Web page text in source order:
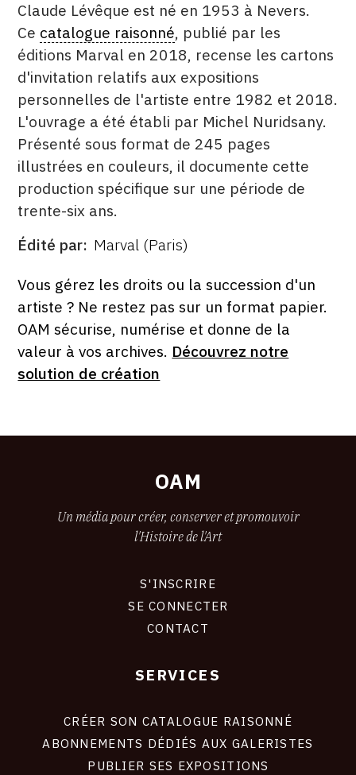
DESCRITPTION
Claude Lévêque est né en 1953 à Nevers.
Ce catalogue raisonné, publié par les
éditions Marval en 2018, recense les cartons
d'invitation relatifs aux expositions
personnelles de l'artiste entre 1982 et 2018.
L'ouvrage a été établi par Michel Nuridsany.
Présenté sous format de 245 pages
illustrées en couleurs, il documente cette
production spécifique sur une période de
trente-six ans.
ÉDITÉ
Édité par Marval (Paris)
FORMAT
ÉTAT
Vous gérez les droits ou la succession d'un
artiste ? Ne restez pas sur un format papier.
OAM sécurise, numérise et donne de la
valeur à vos archives. Découvrez notre
solution de création
OAM
Un média pour créer, conserver et promouvoir
l'Histoire de l'Art
S'INSCRIRE
SE CONNECTER
CONTACT
SERVICES
CRÉER SON CATALOGUE RAISONNÉ
ABONNEMENTS DÉDIÉS AUX GALERISTES
PUBLIER SES EXPOSITIONS